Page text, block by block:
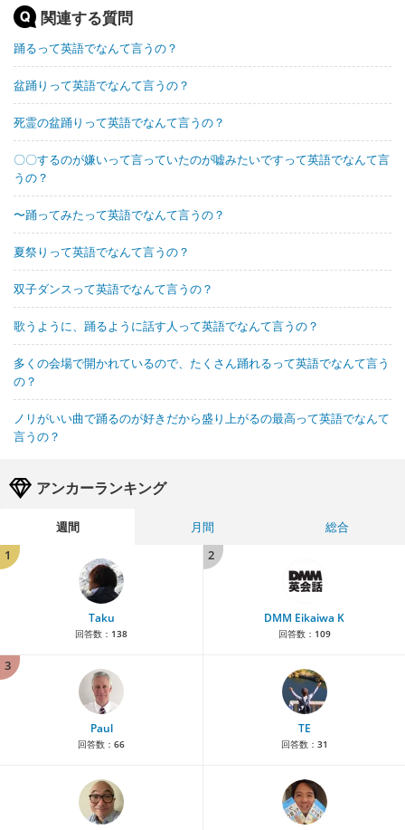
関連する質問
踊るって英語でなんて言うの？
盆踊りって英語でなんて言うの？
死霊の盆踊りって英語でなんて言うの？
〇〇するのが嫌いって言っていたのが嘘みたいですって英語でなんて言
うの？
〜踊ってみたって英語でなんて言うの？
夏祭りって英語でなんて言うの？
双子ダンスって英語でなんて言うの？
歌うように、踊るように話す人って英語でなんて言うの？
多くの会場で開かれているので、たくさん踊れるって英語でなんて言う
の？
ノリがいい曲で踊るのが好きだから盛り上がるの最高って英語でなんて
言うの？
アンカーランキング
週間 月間
総合
1
Taku
回答数： 138
2
DMM Eikaiwa K
回答数： 109
3
Paul
回答数： 66
TE
回答数： 31